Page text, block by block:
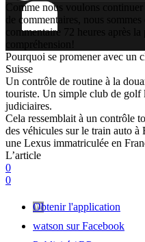
Comme nous voulons
de commentaires, nous
commentaire 72 heures après
compréhension!
Pourquoi se promener avec un
Suisse
Un contrôle de routine à la
touriste. Un simple club de golf
judiciaires.
Cela ressemblait à un contrôle
des véhicules sur le train auto
une Lexus immatriculée en
L’article
0
0
Obtenir l'application
watson sur Facebook